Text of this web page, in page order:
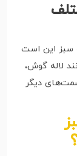
سبز این است
لاله گوش،
دیگر